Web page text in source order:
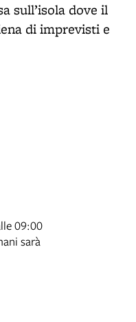
sull’isola dove il
di imprevisti e
09:00
sarà